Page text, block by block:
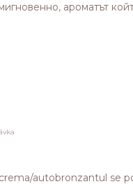
ароматът
autobronzantul se